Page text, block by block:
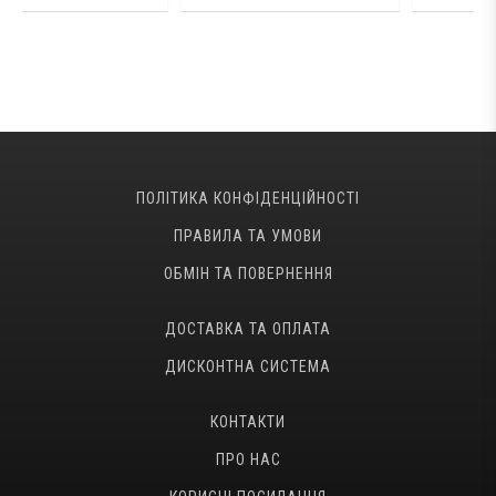
ПОЛІТИКА КОНФІДЕНЦІЙНОСТІ
ПРАВИЛА ТА УМОВИ
ОБМІН ТА ПОВЕРНЕННЯ
ДОСТАВКА ТА ОПЛАТА
ДИСКОНТНА СИСТЕМА
КОНТАКТИ
ПРО НАС